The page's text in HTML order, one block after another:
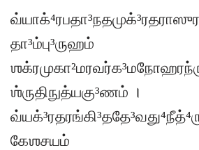
தா³ம்பு³ருஹம்
ஶ்ருதிநுத்யகு³ணம் ।
கேஶசயம்